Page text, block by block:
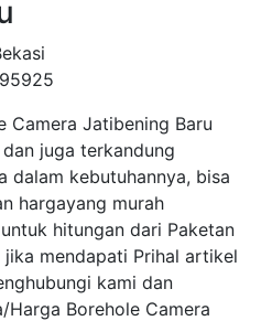
Camera Jatibening Baru
juga terkandung
dalam kebutuhannya, bisa
hargayang murah
hitungan dari Paketan
mendapati Prihal artikel
kami dan
Harga Borehole Camera